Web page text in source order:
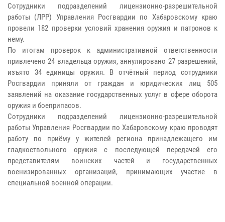
Сотрудники подразделений лицензионно-разрешительной
работы (ЛРР) Управления Росгвардии по Хабаровскому краю
провели 182 проверки условий хранения оружия и патронов к
нему.
По итогам проверок к административной ответственности
привлечено 24 владельца оружия, аннулировано 27 разрешений,
изъято 34 единицы оружия. В отчётный период сотрудники
Росгвардии приняли от граждан и юридических лиц 505
заявлений на оказание государственных услуг в сфере оборота
оружия и боеприпасов.
Сотрудники подразделений лицензионно-разрешительной
работы Управления Росгвардии по Хабаровскому краю проводят
работу по приёму у жителей региона принадлежащего им
гладкоствольного оружия с последующей передачей его
представителям воинских частей и государственных
военизированных организаций, принимающих участие в
специальной военной операции.